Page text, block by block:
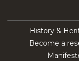
History &
Become a